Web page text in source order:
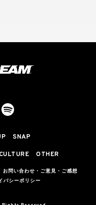
SNAP
CULTURE OTHER
お問い合わせ・ご意見・ご感想
バシーポリシー